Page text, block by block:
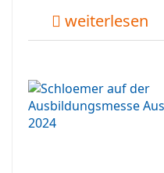
weiterlesen